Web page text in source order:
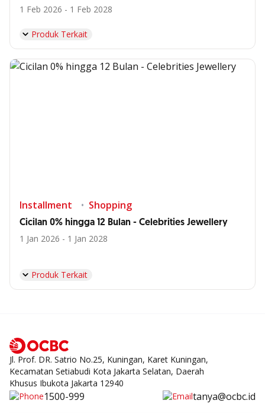
1 Feb 2026 - 1 Feb 2028
Produk Terkait
Installment Shopping
Cicilan 0% hingga 12 Bulan - Celebrities Jewellery
1 Jan 2026 - 1 Jan 2028
Produk Terkait
Jl. Prof. DR. Satrio No.25, Kuningan, Karet Kuningan,
Kecamatan Setiabudi Kota Jakarta Selatan, Daerah
Khusus Ibukota Jakarta 12940
1500-999 tanya@ocbc.id